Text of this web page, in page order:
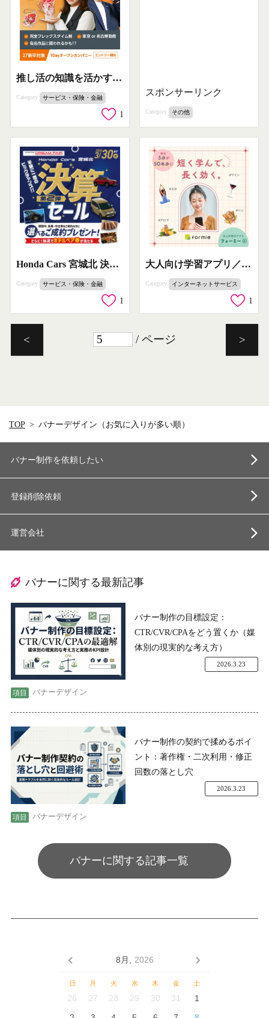
推し活の知識を活かす新卒向け1Day採用イベント
Category サービス・保険・金融
1
スポンサーリンク
Category その他
Honda Cars 宮城北 決算セール（車販フェア）
Category サービス・保険・金融
1
大人向け学習アプリ／毎日短時間で趣味習得
Category インターネットサービス
1
< / ページ >
TOP バナーデザイン（お気に入りが多い順）
バナー制作を依頼したい
登録削除依頼
運営会社
バナーに関する最新記事
バナー制作の目標設定：
CTR/CVR/CPAをどう置くか（媒
体別の現実的な考え方）
バナーデザイン
2026.3.23
バナー制作の契約で揉めるポイ
ント：著作権・二次利用・修正
回数の落とし穴
バナーデザイン
2026.3.23
バナーに関する記事一覧
8月, 2026
日 月 火 水 木 金 土
26 27 28 29 30 31
1